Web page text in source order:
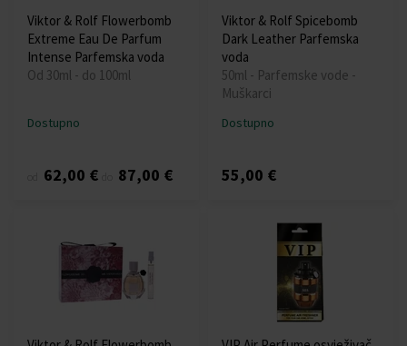
Viktor & Rolf Flowerbomb
Extreme Eau De Parfum
Intense Parfemska voda
Od 30ml - do 100ml
Dostupno
62,00 € 87,00 €
Viktor & Rolf Spicebomb
Dark Leather Parfemska
voda
50ml - Parfemske vode -
Muškarci
Dostupno
55,00 €